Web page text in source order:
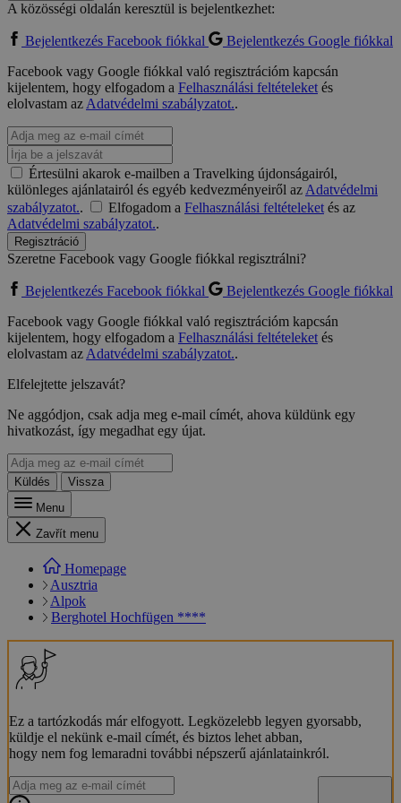
A közösségi oldalán keresztül is bejelentkezhet:
Bejelentkezés Facebook fiókkal
Bejelentkezés Google fiókkal
Facebook vagy Google fiókkal való regisztrációm kapcsán
kijelentem, hogy elfogadom a Felhasználási feltételeketés
elolvastam azAdatvédelmi szabályzatot..
Értesülni akarok e-mailben a Travelking újdonságairól,
különleges ajánlatairól és egyéb kedvezményeiről azAdatvédelmi
szabályzatot.. Elfogadom a Felhasználási feltételeketés az
Adatvédelmi szabályzatot..
Regisztráció
Szeretne Facebook vagy Google fiókkal regisztrálni?
Bejelentkezés Facebook fiókkal
Bejelentkezés Google fiókkal
Facebook vagy Google fiókkal való regisztrációm kapcsán
kijelentem, hogy elfogadom a Felhasználási feltételeketés
elolvastam azAdatvédelmi szabályzatot..
Elfelejtette jelszavát?
Ne aggódjon, csak adja meg e-mail címét, ahova küldünk egy
hivatkozást, így megadhat egy újat.
Küldés
Vissza
Menu
Zavřít menu
Homepage
Ausztria
Alpok
Berghotel Hochfügen ****
Ez a tartózkodás már elfogyott. Legközelebb legyen gyorsabb,
küldje el nekünk e-mail címét, és biztos lehet abban,
hogy nem fog lemaradni további népszerű ajánlatainkról.